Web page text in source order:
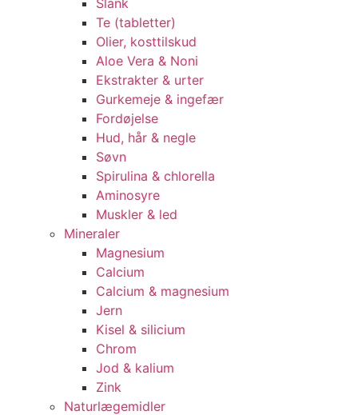
Slank
Te (tabletter)
Olier, kosttilskud
Aloe Vera & Noni
Ekstrakter & urter
Gurkemeje & ingefær
Fordøjelse
Hud, hår & negle
Søvn
Spirulina & chlorella
Aminosyre
Muskler & led
Mineraler
Magnesium
Calcium
Calcium & magnesium
Jern
Kisel & silicium
Chrom
Jod & kalium
Zink
Naturlægemidler